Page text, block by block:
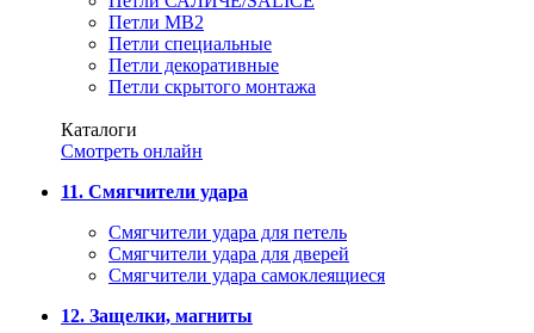
Петли MB2
Петли специальные
Петли декоративные
Петли скрытого монтажа
Каталоги
Смотреть онлайн
11. Смягчители удара
Смягчители удара для петель
Смягчители удара для дверей
Cмягчители удара самоклеящиеся
12. Защелки, магниты